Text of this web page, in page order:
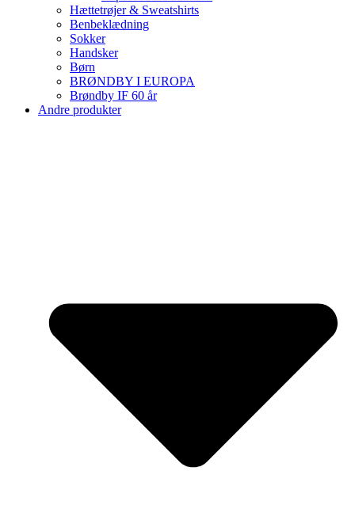
Hættetrøjer & Sweatshirts
Benbeklædning
Sokker
Handsker
Børn
BRØNDBY I EUROPA
Brøndby IF 60 år
Andre produkter